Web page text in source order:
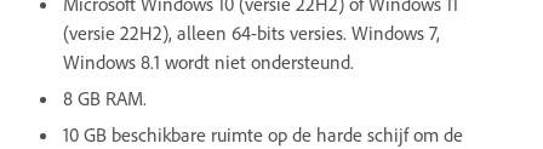
(versie 22H2), alleen 64-bits versies. Windows 7,
Windows 8.1 wordt niet ondersteund.
8 GB RAM.
10 GB beschikbare ruimte op de harde schijf om de